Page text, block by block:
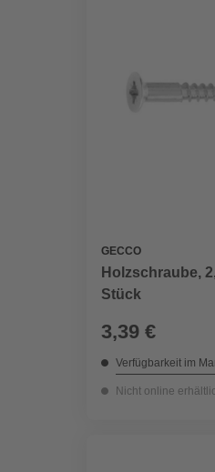
GECCO
Holzschraube,
Stück
3,39 €
Verfügbarkeit im
Nicht online